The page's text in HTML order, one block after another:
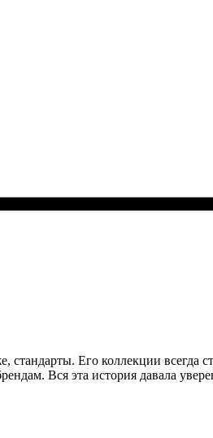
Его коллекции всегда
Вся эта история давала